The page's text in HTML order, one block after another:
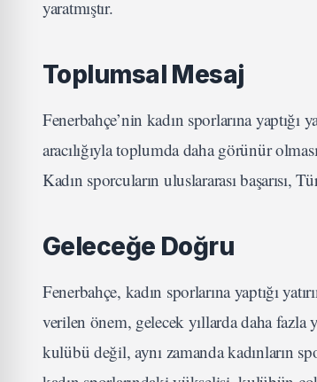
yaratmıştır.
Toplumsal Mesaj
Fenerbahçe’nin kadın sporlarına yaptığı
aracılığıyla toplumda daha görünür
Kadın sporcuların uluslararası başarısı,
Geleceğe Doğru
Fenerbahçe, kadın sporlarına yaptığı
verilen önem, gelecek yıllarda daha fazla
kulübü değil, aynı zamanda kadınların